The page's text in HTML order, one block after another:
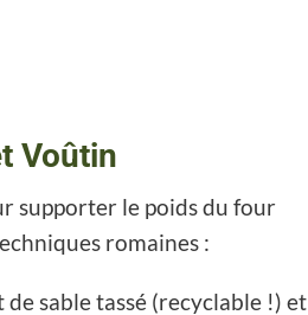
Voûtin
supporter le poids du four
romaines :
de sable tassé (recyclable !) et